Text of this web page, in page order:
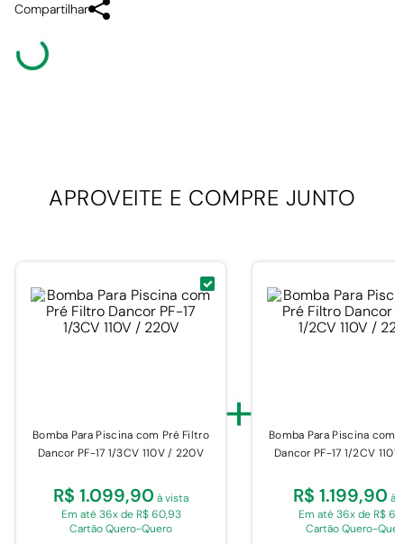
Compartilhar
APROVEITE E COMPRE JUNTO
Bomba Para Piscina com Pré Filtro
Dancor PF-17 1/3CV 110V / 220V
R$ 1.099,90 à vista
Em até 36x de R$ 60,93
Cartão Quero-Quero
+
Bomba Para Piscina com
Dancor PF-17 1/2CV
R$ 1.199,90 à
Em até 36x de R$
Cartão Quero-